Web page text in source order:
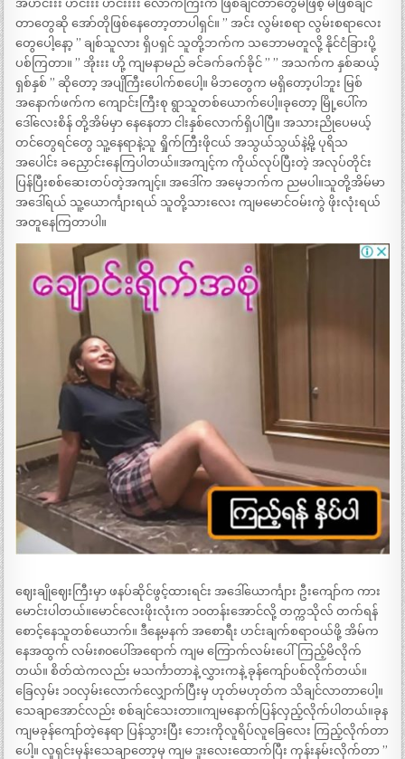
အဟင်းးး ဟင်းးး ဟင်းးးး လောကကြီးက ဖြစ်ချင်တာတွေမဖြစ့် မဖြစ်ချင်
တာတွေဆို အော်တိုဖြစ်နေတော့တာပါရှင်။ ” အင်း လွမ်းစရာ လွမ်းစရာလေး
တွေပေါ့နော့ ” ချစ်သူလား ရှိပရှင် သူတို့ဘက်က သဘောမတူလို့ နိုင်ငံခြားပို့
ပစ်ကြတာ။ ” အိုးးး ဟို့ ကျမနာမည် ခင်ခက်ခက်ခိုင် ” ” အသက်က နှစ်ဆယ့်
ရှစ်နှစ် ” ဆိုတော့ အပျိကြီးပေါက်စပေါ့။ မိဘတွေက မရှိတော့ပါဘူး မြစ်
အနောက်ဖက်က ကျောင်းကြီးစု ရွာသူတစ်ယောက်ပေါ့။ခုတော့ မြို့ပေါ်က
ဒေါ်လေးစိန် တို့အိမ်မှာ နေနေတာ ငါးနှစ်လောက်ရှိပါပြီ။ အသားညိုပေမယ့်
တင်တွေရင်တွေ သူ့နေရာနဲ့သူ ရှိုက်ကြီးဖိုငယ် အသွယ်သွယ်နဲ့မို့ ပုရိသ
အပေါင်း ခညှောင်းနေကြပါတယ်။အကျင့်က ကိုယ်လုပ်ပြီးတဲ့ အလုပ်တိုင်း
ပြန်ပြီးစစ်ဆေးတပ်တဲ့အကျင့်။ အဒေါ်က အမေ့ဘက်က ညမပါ။သူတို့အိမ်မာ
အဒေါ်ရယ် သူ့ယောင်္ကျားရယ် သူတို့သားလေး ကျမမောင်ဝမ်းကွဲ ဖိုးလုံးရယ်
အတူနေကြတာပါ။
ဈေးချိုဈေးကြီးမှာ ဖနပ်ဆိုင်ဖွင့်ထားရင်း အဒေါ်ယောင်္ကျား ဦးကျော်က ကား
မောင်းပါတယ်။မောင်လေးဖိုးလုံးက ၁၀တန်းအောင်လို့ တက္ကသိုလ် တက်ရန်
စောင့်နေသူတစ်ယောက်။ ဒီနေ့မနက် အစောရီး ဟင်းချက်စရာဝယ်ဖို့ အိမ်က
နေအထွက် လမ်း၈၀ပေါ်အရောက် ကျမ ကြောက်လမ်းပေါ်ကြည့်မိလိုက်
တယ်။ စိတ်ထဲကလည်း မသင်္ကာတာနဲ့ လွှားကနဲ့ ခုန်ကျော်ပစ်လိုက်တယ်။
ခြေလှမ်း ၁၀လှမ်းလောက်လျှောက်ပြီးမှ ဟုတ်မဟုတ်က သိချင်လာတာပေါ့။
သေချာအောင်လည်း စစ်ချင်သေးတာ။ကျမနောက်ပြန်လှည့်လိုက်ပါတယ်။ခုန
ကျမခုန်ကျော်တဲ့နေရာ ပြန်သွားပြီး ဘေးကိုလူရိပ်လူခြေလေး ကြည့်လိုက်တာ
ပေါ့။ လူရှင်းမှန်းသေချာတော့မှ ကျမ ဒူးလေးထောက်ပြီး ကုန်းနမ်းလိုက်တာ ”